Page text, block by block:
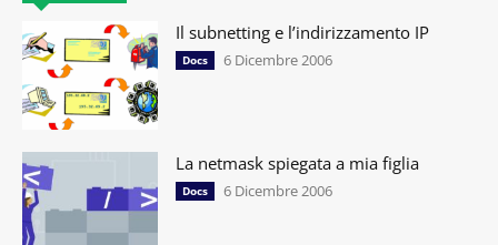
Il subnetting e l’indirizzamento IP
Docs 6 Dicembre 2006
La netmask spiegata a mia figlia
Docs 6 Dicembre 2006